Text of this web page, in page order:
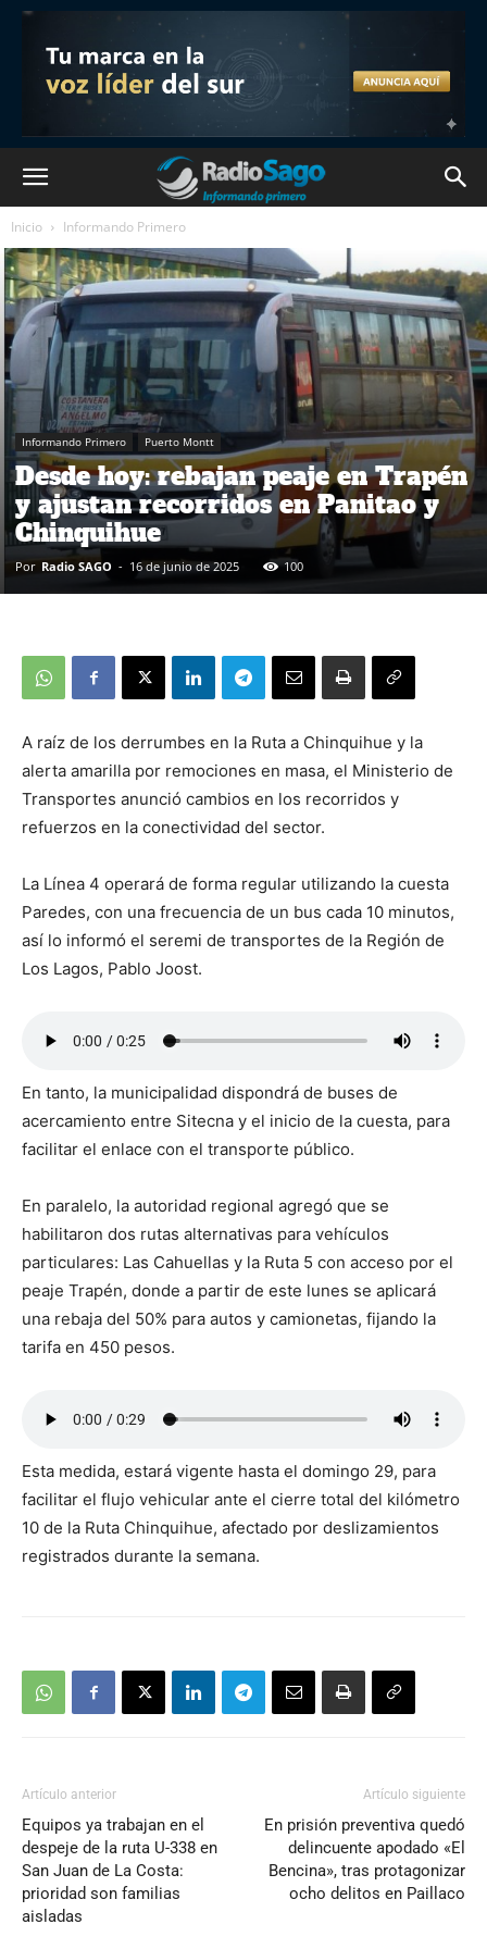
Inicio Informando Primero
Informando Primero Puerto Montt
Desde hoy: rebajan peaje en Trapén
y ajustan recorridos en Panitao y
Chinquihue
Por Radio SAGO - 16 de junio de 2025 100
A raíz de los derrumbes en la Ruta a Chinquihue y la
alerta amarilla por remociones en masa, el Ministerio de
Transportes anunció cambios en los recorridos y
refuerzos en la conectividad del sector.
La Línea 4 operará de forma regular utilizando la cuesta
Paredes, con una frecuencia de un bus cada 10 minutos,
así lo informó el seremi de transportes de la Región de
Los Lagos, Pablo Joost.
En tanto, la municipalidad dispondrá de buses de
acercamiento entre Sitecna y el inicio de la cuesta, para
facilitar el enlace con el transporte público.
En paralelo, la autoridad regional agregó que se
habilitaron dos rutas alternativas para vehículos
particulares: Las Cahuellas y la Ruta 5 con acceso por el
peaje Trapén, donde a partir de este lunes se aplicará
una rebaja del 50% para autos y camionetas, fijando la
tarifa en 450 pesos.
Esta medida, estará vigente hasta el domingo 29, para
facilitar el flujo vehicular ante el cierre total del kilómetro
10 de la Ruta Chinquihue, afectado por deslizamientos
registrados durante la semana.
Artículo anterior
Equipos ya trabajan en el
despeje de la ruta U-338 en
San Juan de La Costa:
prioridad son familias
aisladas
Artículo siguiente
En prisión preventiva quedó
delincuente apodado «El
Bencina», tras protagonizar
ocho delitos en Paillaco